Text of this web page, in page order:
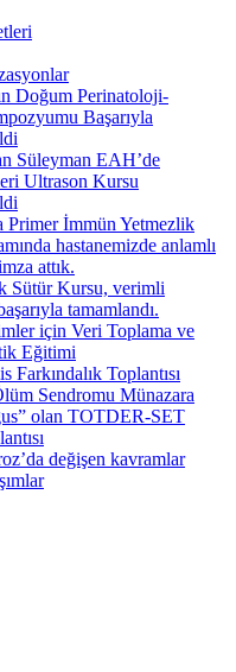
Doğum Perinatoloji-
Başarıyla
Süleyman EAH’de
Ultrason Kursu
Primer İmmün Yetmezlik
hastanemizde anlamlı
attık.
Sütür Kursu, verimli
tamamlandı.
için Veri Toplama ve
Eğitimi
Farkındalık Toplantısı
Sendromu Münazara
olan TOTDER-SET
değişen kavramlar